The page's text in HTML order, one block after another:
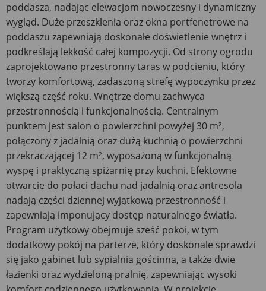
poddasza, nadając elewacjom nowoczesny i dynamiczny
wygląd. Duże przeszklenia oraz okna portfenetrowe na
poddaszu zapewniają doskonałe doświetlenie wnętrz i
podkreślają lekkość całej kompozycji. Od strony ogrodu
zaprojektowano przestronny taras w podcieniu, który
tworzy komfortową, zadaszoną strefę wypoczynku przez
większą część roku. Wnętrze domu zachwyca
przestronnością i funkcjonalnością. Centralnym
punktem jest salon o powierzchni powyżej 30 m²,
połączony z jadalnią oraz dużą kuchnią o powierzchni
przekraczającej 12 m², wyposażoną w funkcjonalną
wyspę i praktyczną spiżarnię przy kuchni. Efektowne
otwarcie do połaci dachu nad jadalnią oraz antresola
nadają części dziennej wyjątkową przestronność i
zapewniają imponujący dostęp naturalnego światła.
Program użytkowy obejmuje sześć pokoi, w tym
dodatkowy pokój na parterze, który doskonale sprawdzi
się jako gabinet lub sypialnia gościnna, a także dwie
łazienki oraz wydzieloną pralnię, zapewniając wysoki